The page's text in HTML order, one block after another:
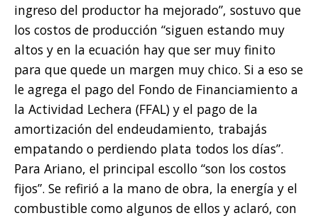
ingreso del productor ha mejorado”, sostuvo que
los costos de producción “siguen estando muy
altos y en la ecuación hay que ser muy finito
para que quede un margen muy chico. Si a eso se
le agrega el pago del Fondo de Financiamiento a
la Actividad Lechera (FFAL) y el pago de la
amortización del endeudamiento, trabajás
empatando o perdiendo plata todos los días”.
Para Ariano, el principal escollo “son los costos
fijos”. Se refirió a la mano de obra, la energía y el
combustible como algunos de ellos y aclaró, con